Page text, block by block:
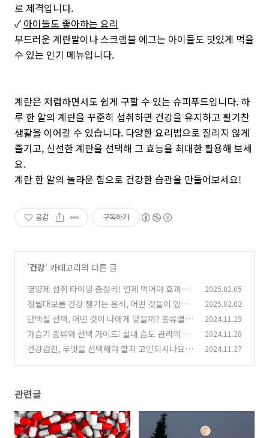
로 제격입니다.
✓ 아이들도 좋아하는 요리
부드러운 계란말이나 스크램블 에그는 아이들도 맛있게 먹을
수 있는 인기 메뉴입니다.
계란은 저렴하면서도 쉽게 구할 수 있는 슈퍼푸드입니다. 하
루 한 알의 계란을 꾸준히 섭취하면 건강을 유지하고 활기찬
생활을 이어갈 수 있습니다. 다양한 요리법으로 질리지 않게
즐기고, 신선한 계란을 선택해 그 효능을 최대한 활용해 보세
요.
계란 한 알의 놀라운 힘으로 건강한 습관을 만들어보세요!
공감 구독하기
'건강' 카테고리의 다른 글
영양제 섭취 타이밍 총정리! 언제 먹어야 효과적
일까?
(0)
2025.02.05
정월대보름 건강 챙기는 음식, 어떤 것들이 있을
까?
(1)
2025.02.02
단백질 선택, 어떤 것이 나에게 맞을까? 종류별
특징 비교
(3)
2024.11.29
가습기 종류와 선택 가이드: 실내 습도 관리의 완
벽 솔루션
(0)
2024.11.28
건강검진, 무엇을 선택해야 할지 고민되시나요? :
2024.11.27
관련글